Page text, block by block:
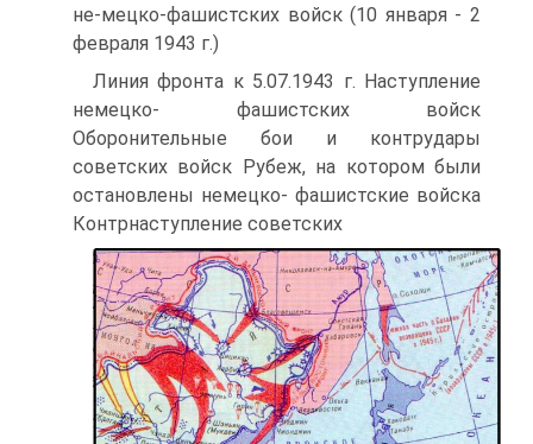
не-мецко-фашистских войск (10 января - 2
февраля 1943 г.)
Линия фронта к 5.07.1943 г. Наступление
немецко- фашистских войск
Оборонительные бои и контрудары
советских войск Рубеж, на котором были
остановлены немецко- фашистские войска
Контрнаступление советских